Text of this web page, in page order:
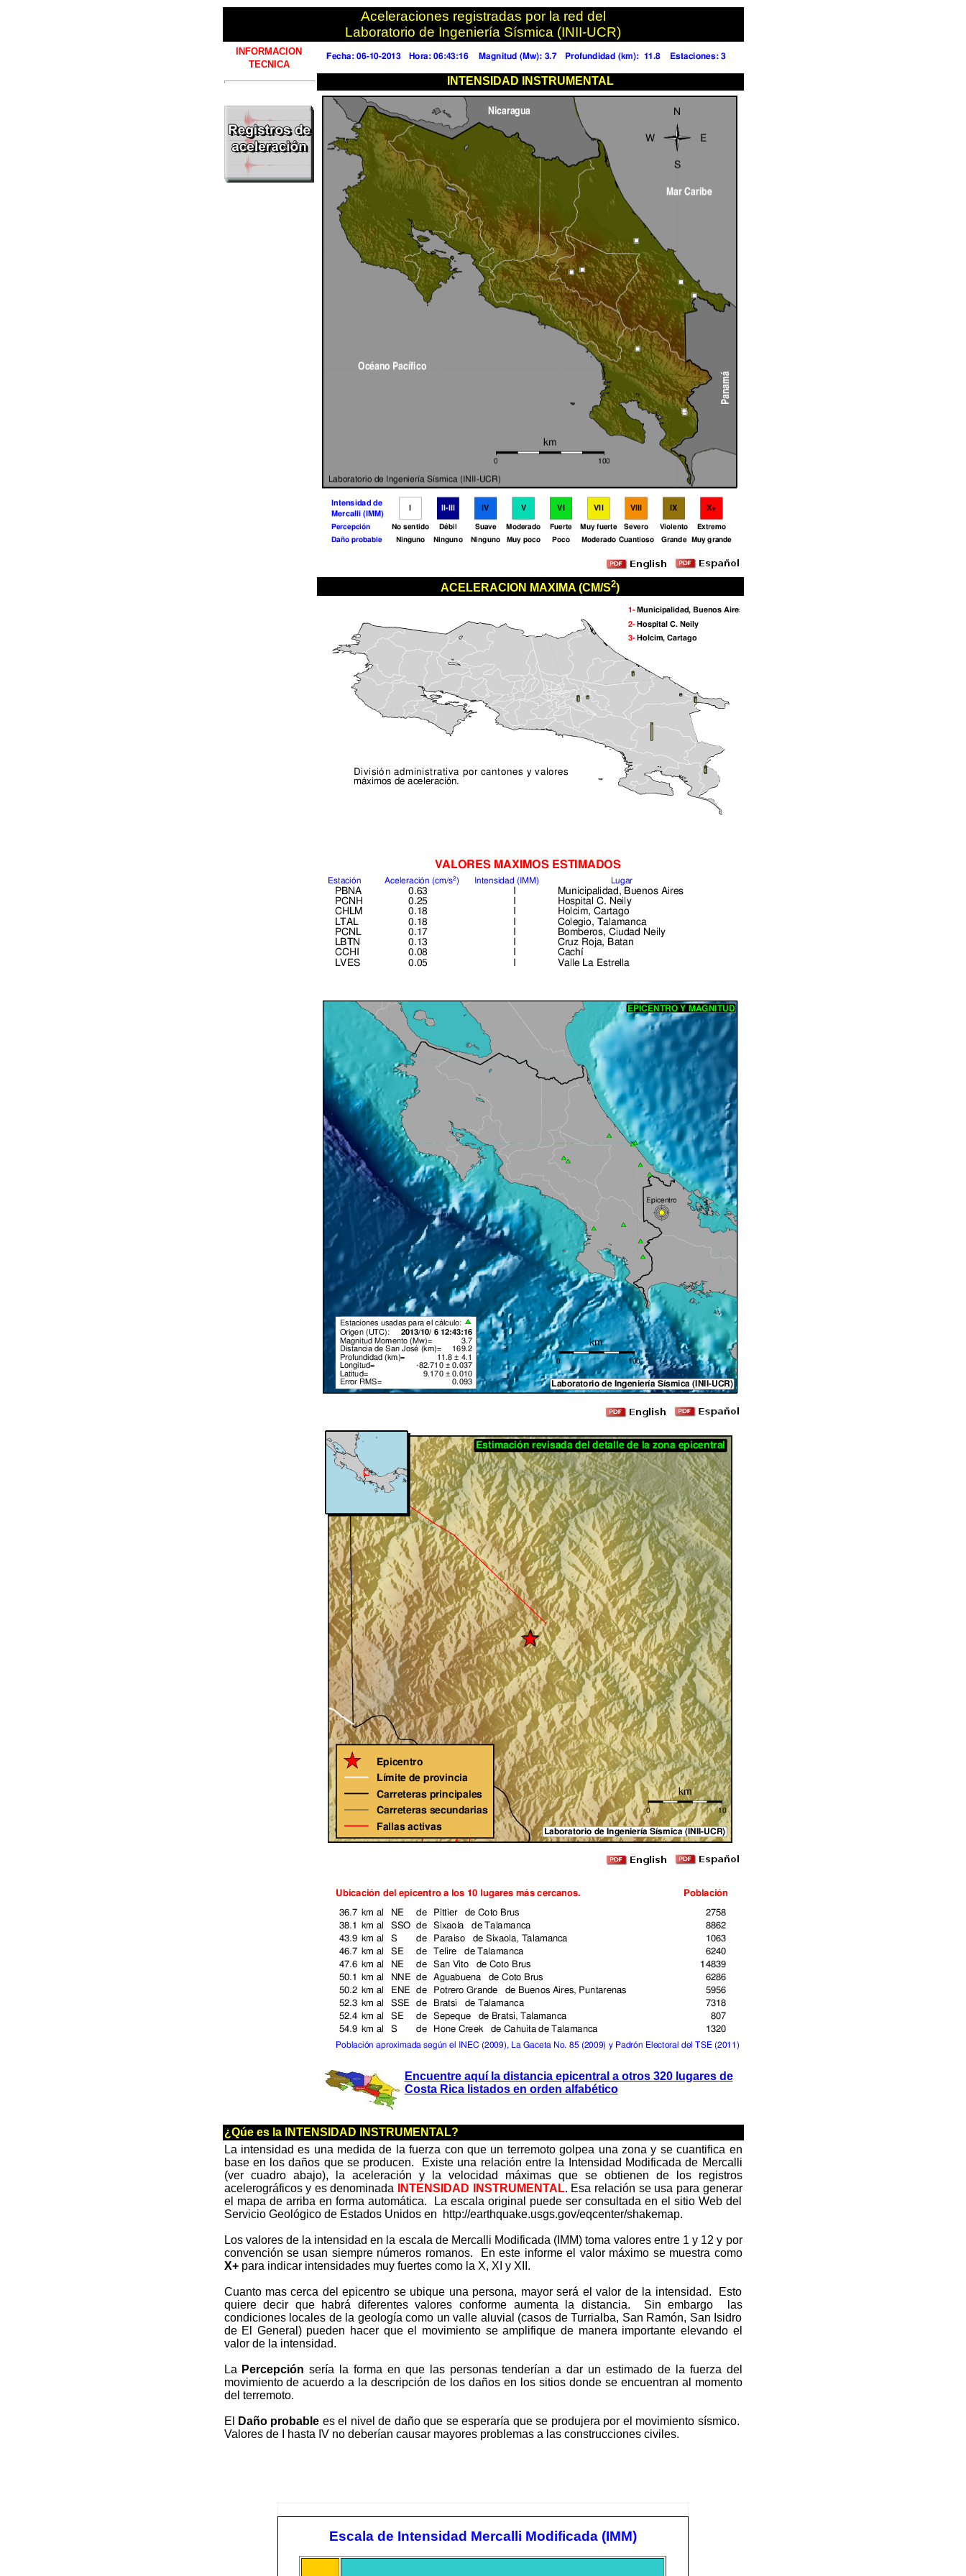
Aceleraciones registradas por la red del
Laboratorio de Ingeniería Sísmica (INII-UCR)
INFORMACION
TECNICA
INTENSIDAD INSTRUMENTAL
ACELERACION MAXIMA (CM/S2)
Encuentre aquí la distancia epicentral a otros 320 lugares de
Costa Rica listados en orden alfabético
¿Qúe es la INTENSIDAD INSTRUMENTAL?
La intensidad es una medida de la fuerza con que un terremoto golpea una zona y se cuantifica en
base en los daños que se producen. Existe una relación entre la Intensidad Modificada de Mercalli
(ver cuadro abajo), la aceleración y la velocidad máximas que se obtienen de los registros
acelerográficos y es denominada
INTENSIDAD INSTRUMENTAL. Esa relación se usa para generar
el mapa de arriba en forma automática. La escala original puede ser consultada en el sitio Web del
Servicio Geológico de Estados Unidos en http://earthquake.usgs.gov/eqcenter/shakemap.
Los valores de la intensidad en la escala de Mercalli Modificada (IMM) toma valores entre 1 y 12 y por
convención se usan siempre números romanos. En este informe el valor máximo se muestra como
X+para indicar intensidades muy fuertes como la X, XI y XII.
Cuanto mas cerca del epicentro se ubique una persona, mayor será el valor de la intensidad. Esto
quiere decir que habrá diferentes valores conforme aumenta la distancia. Sin embargo las
condiciones locales de la geología como un valle aluvial (casos de Turrialba, San Ramón, San Isidro
de El General) pueden hacer que el movimiento se amplifique de manera importante elevando el
valor de la intensidad.
La Percepción sería la forma en que las personas tenderían a dar un estimado de la fuerza del
movimiento de acuerdo a la descripción de los daños en los sitios donde se encuentran al momento
del terremoto.
El Daño probable es el nivel de daño que se esperaría que se produjera por el movimiento sísmico.
Valores de I hasta IV no deberían causar mayores problemas a las construcciones civiles.
Escala de Intensidad Mercalli Modificada (IMM)